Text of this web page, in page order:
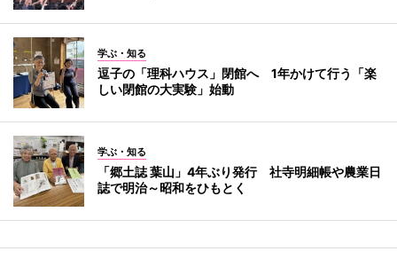
学ぶ・知る
逗子の「理科ハウス」閉館へ 1年かけて行う「楽
しい閉館の大実験」始動
学ぶ・知る
「郷土誌 葉山」4年ぶり発行 社寺明細帳や農業日
誌で明治～昭和をひもとく